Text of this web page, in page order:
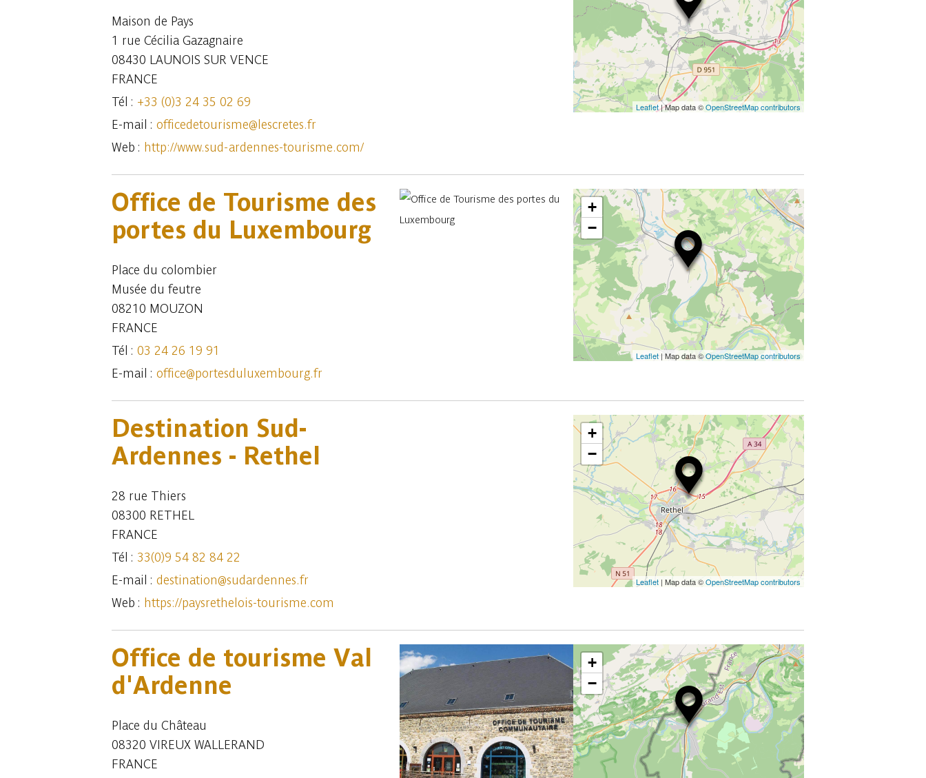
Maison de Pays
1 rue Cécilia Gazagnaire
08430 LAUNOIS SUR VENCE
FRANCE
Tél : +33 (0)3 24 35 02 69
E-mail : officedetourisme@lescretes.fr
Web : http://www.sud-ardennes-tourisme.com/
Leaflet| Map data ©OpenStreetMap contributors
Office de Tourisme des
portes du Luxembourg
Place du colombier
Musée du feutre
08210 MOUZON
FRANCE
Tél : 03 24 26 19 91
E-mail : office@portesduluxembourg.fr
+
−
Leaflet| Map data ©OpenStreetMap contributors
Destination Sud-
Ardennes - Rethel
28 rue Thiers
08300 RETHEL
FRANCE
Tél : 33(0)9 54 82 84 22
E-mail : destination@sudardennes.fr
Web : https://paysrethelois-tourisme.com
+
−
Leaflet| Map data ©OpenStreetMap contributors
Office de tourisme Val
d'Ardenne
Place du Château
08320 VIREUX WALLERAND
FRANCE
+
−